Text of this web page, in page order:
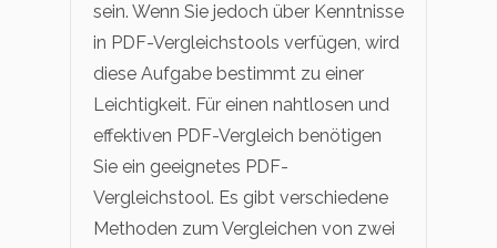
sein. Wenn Sie jedoch über Kenntnisse
in PDF-Vergleichstools verfügen, wird
diese Aufgabe bestimmt zu einer
Leichtigkeit. Für einen nahtlosen und
effektiven PDF-Vergleich benötigen
Sie ein geeignetes PDF-
Vergleichstool. Es gibt verschiedene
Methoden zum Vergleichen von zwei